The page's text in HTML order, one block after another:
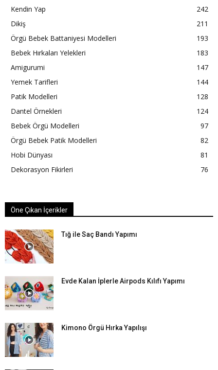
Kendin Yap
242
Dikiş
211
Örgü Bebek Battaniyesi Modelleri
193
Bebek Hırkaları Yelekleri
183
Amigurumi
147
Yemek Tarifleri
144
Patik Modelleri
128
Dantel Örnekleri
124
Bebek Örgü Modelleri
97
Örgü Bebek Patik Modelleri
82
Hobi Dünyası
81
Dekorasyon Fikirleri
76
Öne Çıkan İçerikler
Tığ ile Saç Bandı Yapımı
Evde Kalan İplerle Airpods Kılıfı Yapımı
Kimono Örgü Hırka Yapılışı